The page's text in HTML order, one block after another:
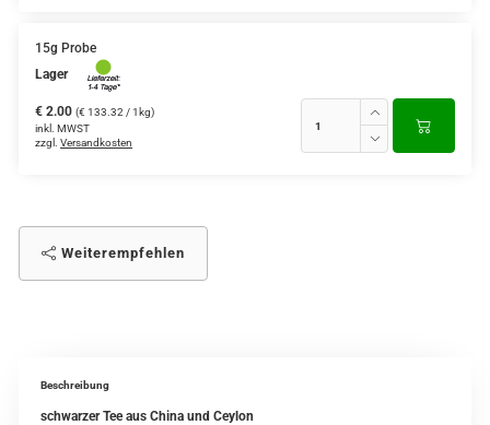
15g Probe
Lager
€ 2.00 (€ 133.32 / 1kg)
inkl. MWST
zzgl. Versandkosten
Weiterempfehlen
Beschreibung
schwarzer Tee aus China und Ceylon